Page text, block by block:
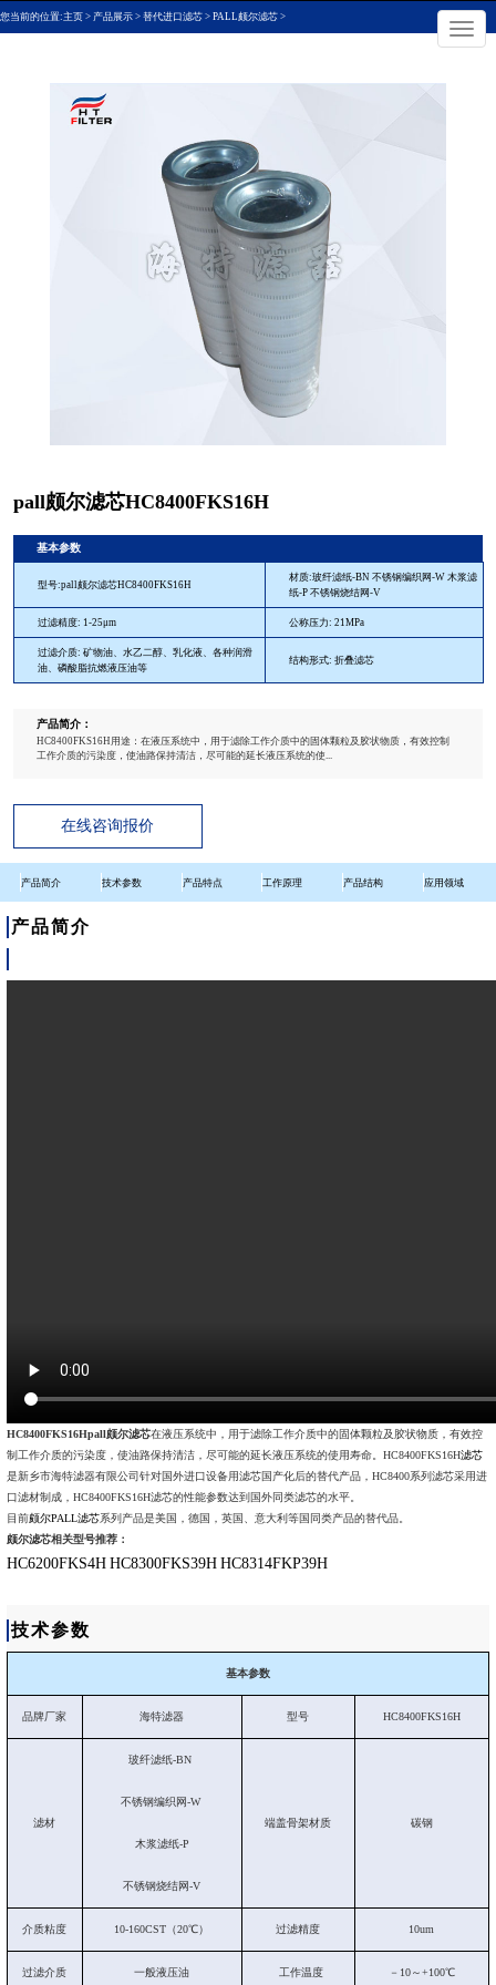
切
换
导
×
您当前的位置:主页 > 产品展示 > 替代进口滤芯 > PALL颇尔滤芯 >
pall颇尔滤芯HC8400FKS16H
基本参数
型号:pall颇尔滤芯HC8400FKS16H
材质:玻纤滤纸-BN 不锈钢编织网-W 木浆滤
纸-P 不锈钢烧结网-V
过滤精度: 1-25μm 公称压力: 21MPa
过滤介质: 矿物油、水乙二醇、乳化液、各种润滑
油、磷酸脂抗燃液压油等
结构形式: 折叠滤芯
产品简介：
HC8400FKS16H用途：在液压系统中，用于滤除工作介质中的固体颗粒及胶状物质，有效控制
工作介质的污染度，使油路保持清洁，尽可能的延长液压系统的使...
在线咨询报价
产品简介 技术参数 产品特点 工作原理 产品结构 应用领域
产品简介
HC8400FKS16Hpall颇尔滤芯在液压系统中，用于滤除工作介质中的固体颗粒及胶状物质，有效控
制工作介质的污染度，使油路保持清洁，尽可能的延长液压系统的使用寿命。HC8400FKS16H滤芯
是新乡市海特滤器有限公司针对国外进口设备用滤芯国产化后的替代产品，HC8400系列滤芯采用进
口滤材制成，HC8400FKS16H滤芯的性能参数达到国外同类滤芯的水平。
目前颇尔PALL滤芯系列产品是美国，德国，英国、意大利等国同类产品的替代品。
颇尔滤芯相关型号推荐：
HC6200FKS4H HC8300FKS39H HC8314FKP39H
技术参数
基本参数
品牌厂家 海特滤器 型号 HC8400FKS16H
滤材
玻纤滤纸-BN
不锈钢编织网-W
木浆滤纸-P
不锈钢烧结网-V
端盖骨架材质 碳钢
介质粘度 10-160CST（20℃） 过滤精度 10um
过滤介质 一般液压油 工作温度 －10～+100℃